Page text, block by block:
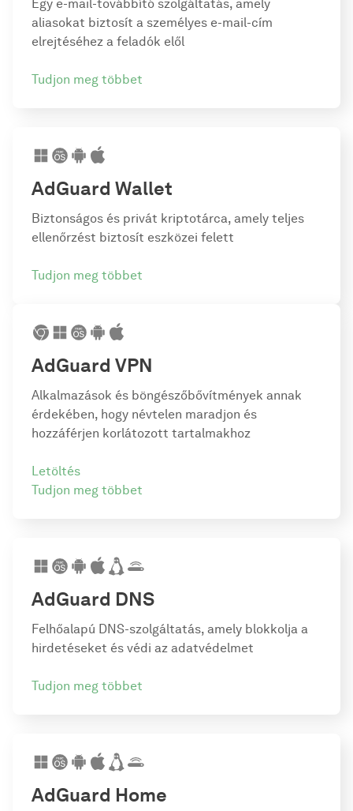
Egy e-mail-továbbító szolgáltatás, amely
aliasokat biztosít a személyes e-mail-cím
elrejtéséhez a feladók elől
Tudjon meg többet
AdGuard Wallet
Biztonságos és privát kriptotárca, amely teljes
ellenőrzést biztosít eszközei felett
Tudjon meg többet
AdGuard VPN
Alkalmazások és böngészőbővítmények annak
érdekében, hogy névtelen maradjon és
hozzáférjen korlátozott tartalmakhoz
Tudjon meg többet
Letöltés
AdGuard DNS
Felhőalapú DNS-szolgáltatás, amely blokkolja a
hirdetéseket és védi az adatvédelmet
Tudjon meg többet
AdGuard Home